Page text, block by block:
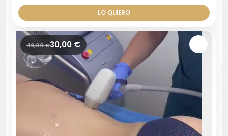
LO QUIERO
49,00€30,00 €